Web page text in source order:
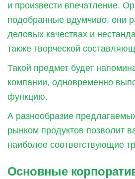
и произвести впечатление.
подобранные вдумчиво, они
деловых качествах и
также творческой
Такой предмет будет
компании, одновременно
функцию.
А разнообразие
рынком продуктов позволит
наиболее соответствующие
Основные